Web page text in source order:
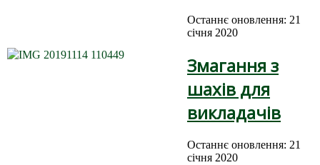
Останнє оновлення: 21
січня 2020
Змагання з
шахів для
викладачів
Останнє оновлення: 21
січня 2020